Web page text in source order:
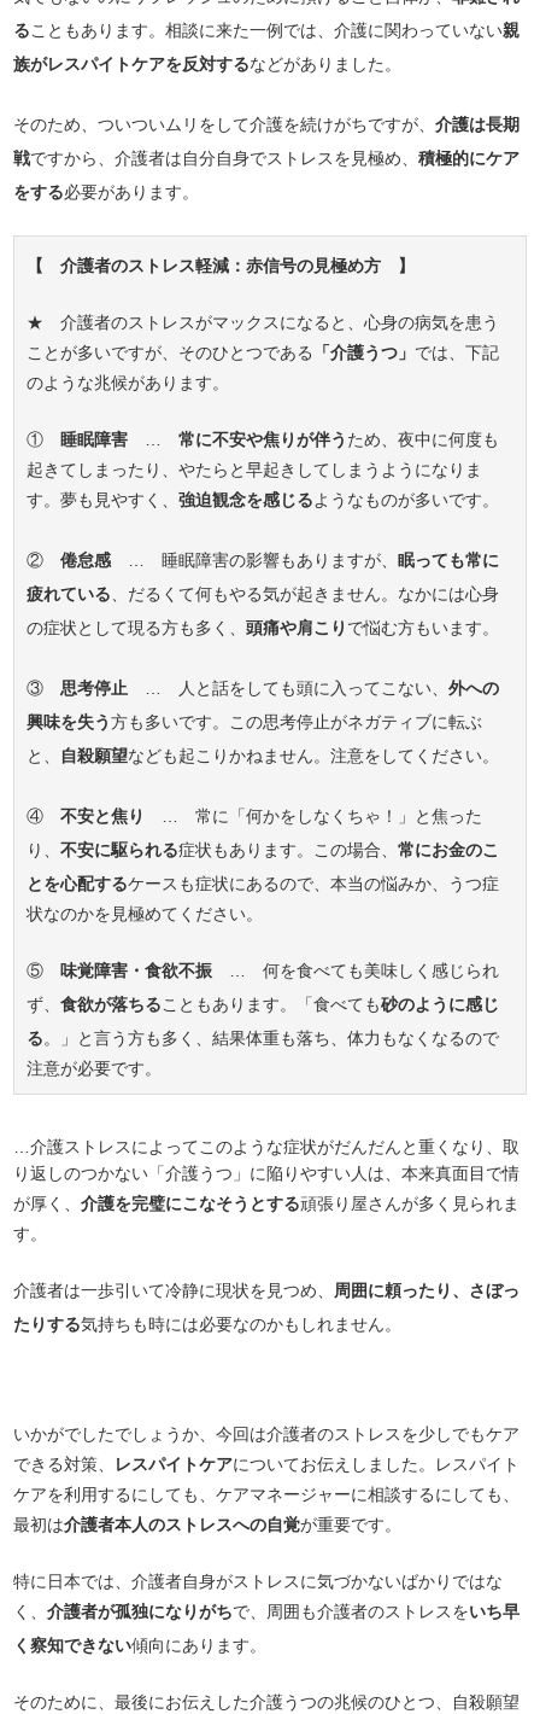
ることもあります。相談に来た一例では、介護に関わっていない親
族がレスパイトケアを反対するなどがありました。
そのため、ついついムリをして介護を続けがちですが、介護は長期
戦ですから、介護者は自分自身でストレスを見極め、積極的にケア
をする必要があります。
【 介護者のストレス軽減：赤信号の見極め方 】
★ 介護者のストレスがマックスになると、心身の病気を患う
ことが多いですが、そのひとつである
「介護うつ」 では、下記
のような兆候があります。
① 睡眠障害 …常に不安や焦りが伴う ため、夜中に何度も
起きてしまったり、やたらと早起きしてしまうようになりま
す。夢も見やすく、強迫観念を感じるようなものが多いです。
②倦怠感 … 睡眠障害の影響もありますが、眠っても常に
疲れている、だるくて何もやる気が起きません。なかには心身
の症状として現る方も多く、頭痛や肩こり で悩む方もいます。
③思考停止 … 人と話をしても頭に入ってこない、外への
興味を失う方も多いです。この思考停止がネガティブに転ぶ
と、
自殺願望なども起こりかねません。注意をしてください。
④不安と焦り
… 常に「何かをしなくちゃ！」と焦った
り、不安に駆られる症状もあります。この場合、常にお金のこ
とを心配するケースも症状にあるので、本当の悩みか、うつ症
状なのかを見極めてください。
⑤味覚障害・食欲不振 … 何を食べても美味しく感じられ
ず、食欲が落ちることもあります。「食べても砂のように感じ
る。」と言う方も多く、結果体重も落ち、体力もなくなるので
注意が必要です。
…介護ストレスによってこのような症状がだんだんと重くなり、取
り返しのつかない「介護うつ」に陥りやすい人は、本来真面目で情
が厚く、介護を完璧にこなそうとする頑張り屋さんが多く見られま
す。
介護者は一歩引いて冷静に現状を見つめ、 周囲に頼ったり、さぼっ
たりする気持ちも時には必要なのかもしれません。
いかがでしたでしょうか、今回は介護者のストレスを少しでもケア
できる対策、
レスパイトケアについてお伝えしました。レスパイト
ケアを利用するにしても、ケアマネージャーに相談するにしても、
最初は介護者本人のストレスへの自覚が重要です。
特に日本では、介護者自身がストレスに気づかないばかりではな
く、介護者が孤独になりがちで、周囲も介護者のストレスをいち早
く察知できない傾向にあります。
そのために、最後にお伝えした介護うつの兆候のひとつ、自殺願望